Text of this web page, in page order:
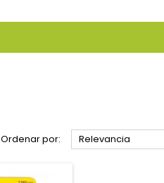
Ordenar por: Relevancia